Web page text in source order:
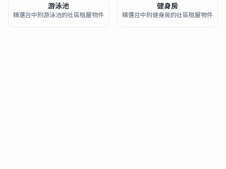
游泳池
精選台中附游泳池的社區租屋物件
健身房
精選台中附健身房的社區租屋物件